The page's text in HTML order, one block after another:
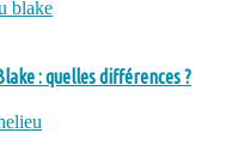
: quelles différences ?